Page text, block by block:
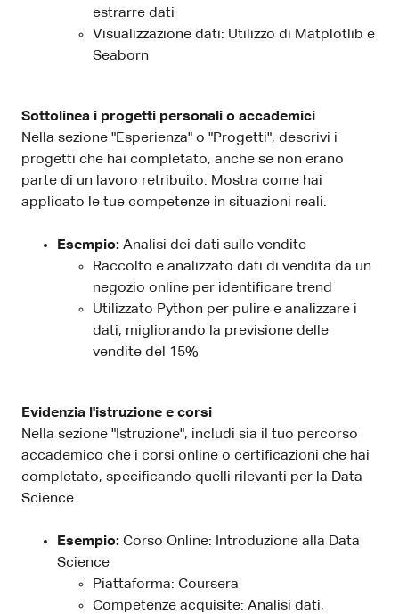
estrarre dati
Visualizzazione dati: Utilizzo di Matplotlib e
Seaborn
Sottolinea i progetti personali o accademici
Nella sezione "Esperienza" o "Progetti", descrivi i
progetti che hai completato, anche se non erano
parte di un lavoro retribuito. Mostra come hai
applicato le tue competenze in situazioni reali.
Esempio: Analisi dei dati sulle vendite
Raccolto e analizzato dati di vendita da un
negozio online per identificare trend
Utilizzato Python per pulire e analizzare i
dati, migliorando la previsione delle
vendite del 15%
Evidenzia l'istruzione e corsi
Nella sezione "Istruzione", includi sia il tuo percorso
accademico che i corsi online o certificazioni che hai
completato, specificando quelli rilevanti per la Data
Science.
Esempio: Corso Online: Introduzione alla Data
Science
Piattaforma: Coursera
Competenze acquisite: Analisi dati,